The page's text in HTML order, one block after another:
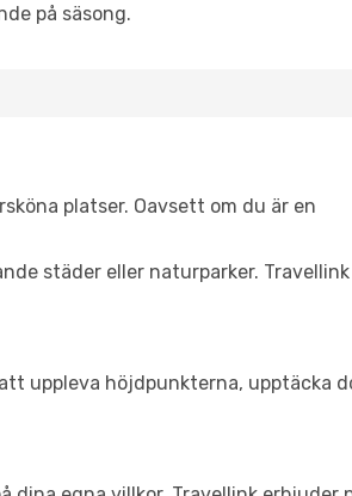
på säsong.
platser. Oavsett om du är en
städer eller naturparker.
uppleva höjdpunkterna, upptäcka